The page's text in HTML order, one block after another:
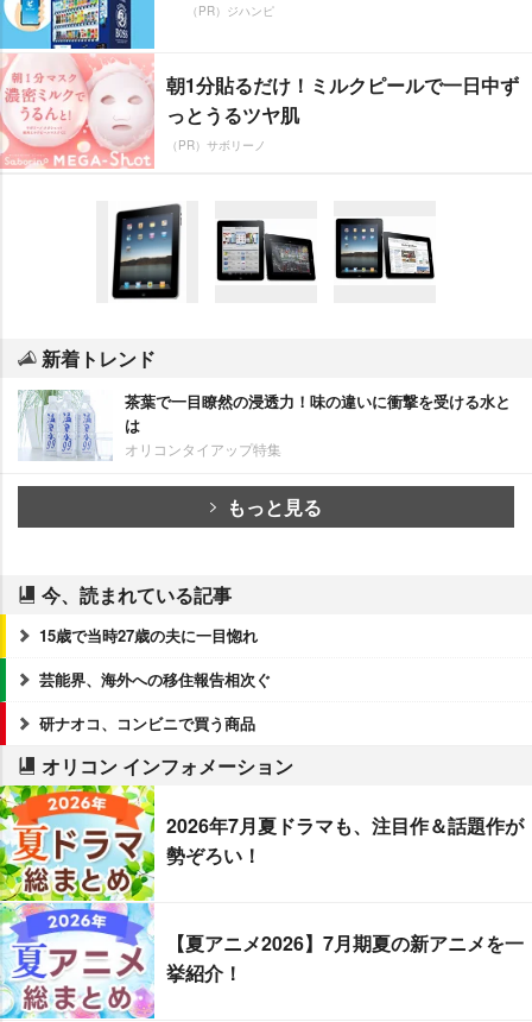
（PR）ジハンピ
朝1分貼るだけ！ミルクピールで一日中ず
っとうるツヤ肌
（PR）サボリーノ
新着トレンド
茶葉で一目瞭然の浸透力！味の違いに衝撃を受ける水と
は
オリコンタイアップ特集
もっと見る
今、読まれている記事
15歳で当時27歳の夫に一目惚れ
芸能界、海外への移住報告相次ぐ
研ナオコ、コンビニで買う商品
オリコン インフォメーション
2026年7月夏ドラマも、注目作＆話題作が
勢ぞろい！
【夏アニメ2026】7月期夏の新アニメを一
挙紹介！